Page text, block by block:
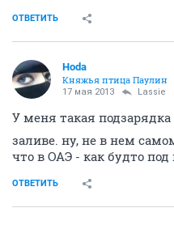
ОТВЕТИТЬ
Hoda
Княжья птица Паулин
17 мая 2013 Lassie
У меня такая
заливе. ну, не в нем
что в ОАЭ - как будто
ОТВЕТИТЬ